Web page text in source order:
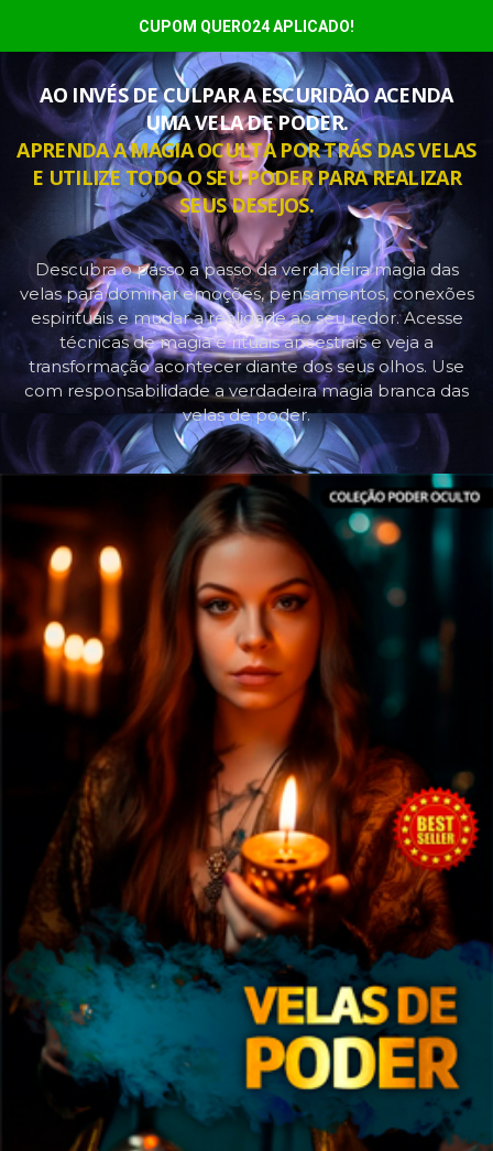
CUPOM QUERO24 APLICADO!
AO INVÉS DE CULPAR A ESCURIDÃO ACENDA
UMA VELA DE PODER.
APRENDA A MAGIA OCULTA POR TRÁS DAS VELAS
E UTILIZE TODO O SEU PODER PARA REALIZAR
SEUS DESEJOS.
Descubra o passo a passo da verdadeira magia das
velas para dominar emoções, pensamentos, conexões
espirituais e mudar a realidade ao seu redor. Acesse
técnicas de magia e rituais ancestrais e veja a
transformação acontecer diante dos seus olhos. Use
com responsabilidade a verdadeira magia branca das
velas de poder.